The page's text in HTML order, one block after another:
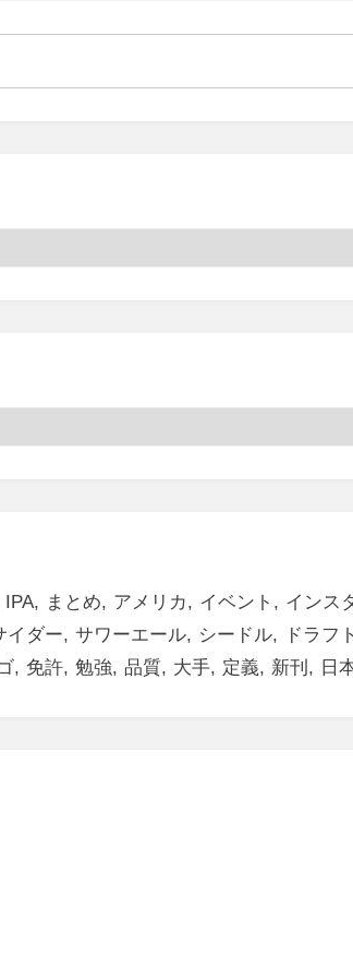
IPA まとめ アメリカ イベント インス
イダー サワーエール シードル ドラフト
免許 勉強 品質 大手 定義 新刊 日